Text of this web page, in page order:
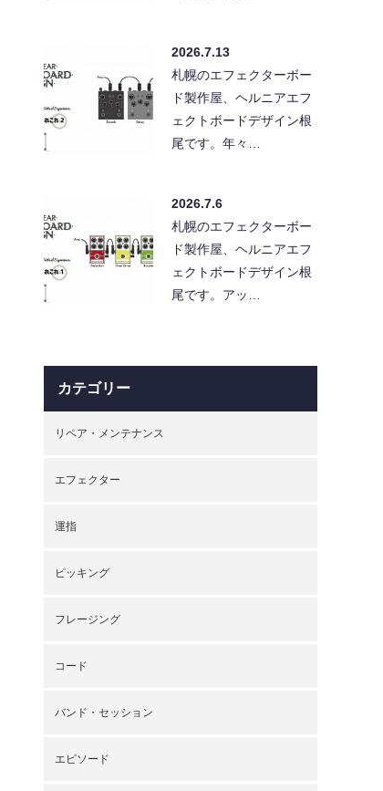
2026.7.13
札幌のエフェクターボー
ド製作屋、ヘルニアエフ
ェクトボードデザイン根
尾です。年々…
2026.7.6
札幌のエフェクターボー
ド製作屋、ヘルニアエフ
ェクトボードデザイン根
尾です。アッ…
カテゴリー
リペア・メンテナンス
エフェクター
運指
ピッキング
フレージング
コード
バンド・セッション
エピソード